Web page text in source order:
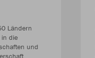
Ländern
in die
und